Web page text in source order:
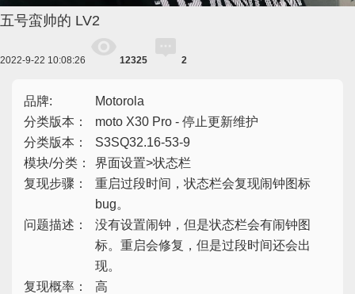
五号蛮帅的 LV2
2022-9-22 10:08:26 12325 2
品牌:
Motorola
分类版本：
moto X30 Pro - 停止更新维护
分类版本：
S3SQ32.16-53-9
模块/分类：
界面设置>状态栏
复现步骤：
重启过段时间，状态栏会复现闹钟图标
bug。
问题描述：
没有设置闹钟，但是状态栏会有闹钟图
标。重启会修复，但是过段时间还会出
现。
复现概率：
高